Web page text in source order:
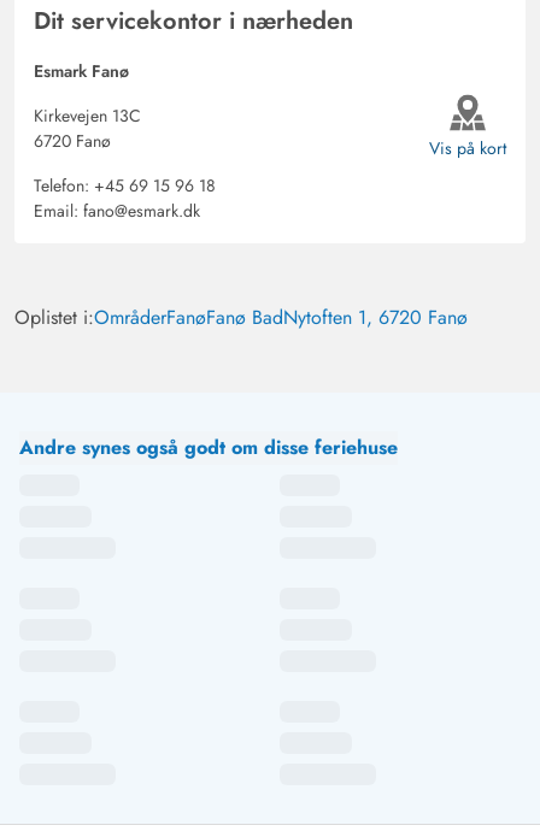
Dit servicekontor i nærheden
Esmark Fanø
Kirkevejen 13C
6720 Fanø
Telefon: +45 69 15 96 18
Email: fano@esmark.dk
Vis på kort
Oplistet i:OmråderFanøFanø BadNytoften 1, 6720 Fanø
Andre synes også godt om disse feriehuse